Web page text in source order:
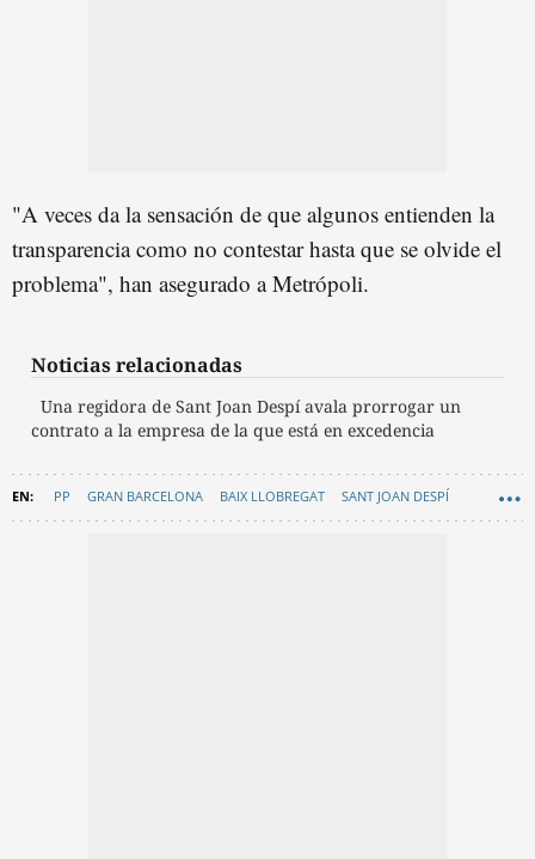
"A veces da la sensación de que algunos entienden la
transparencia como no contestar hasta que se olvide el
problema", han asegurado a Metrópoli.
Noticias relacionadas
Una regidora de Sant Joan Despí avala prorrogar un
contrato a la empresa de la que está en excedencia
PP GRAN BARCELONA BAIX LLOBREGAT SANT JOAN DESPÍ